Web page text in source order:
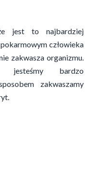
jest to najbardziej
człowieka
zakwasza organizmu.
jesteśmy bardzo
zakwaszamy